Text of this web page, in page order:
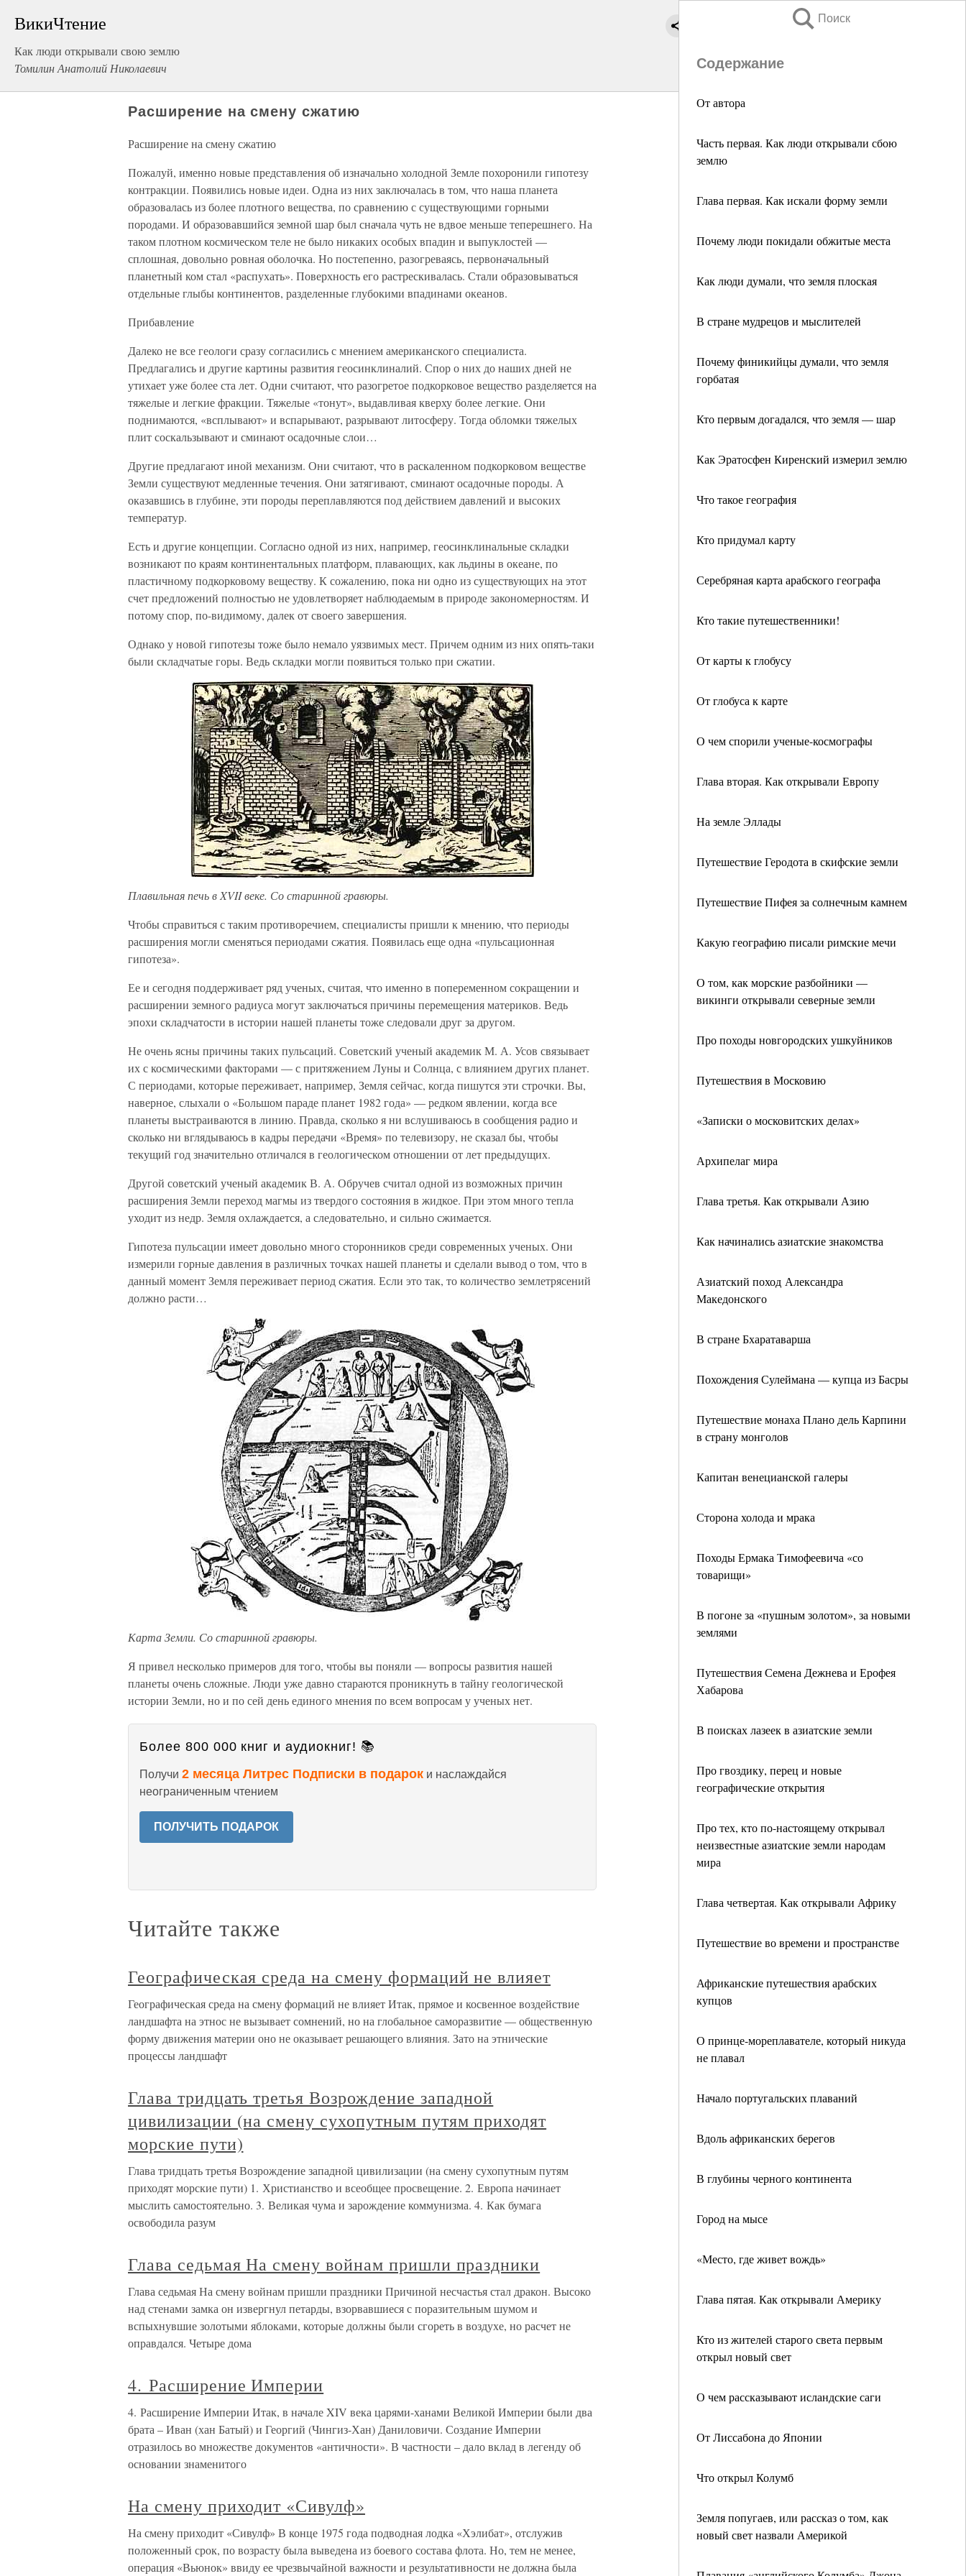
ВикиЧтение
Как люди открывали свою землю
Томилин Анатолий Николаевич
Поиск
Содержание
От автора
Часть первая. Как люди открывали сбою
землю
Глава первая. Как искали форму земли
Почему люди покидали обжитые места
Как люди думали, что земля плоская
В стране мудрецов и мыслителей
Почему финикийцы думали, что земля
горбатая
Кто первым догадался, что земля — шар
Как Эратосфен Киренский измерил землю
Что такое география
Кто придумал карту
Серебряная карта арабского географа
Кто такие путешественники!
От карты к глобусу
От глобуса к карте
О чем спорили ученые-космографы
Глава вторая. Как открывали Европу
На земле Эллады
Путешествие Геродота в скифские земли
Путешествие Пифея за солнечным камнем
Какую географию писали римские мечи
О том, как морские разбойники —
викинги открывали северные земли
Про походы новгородских ушкуйников
Путешествия в Московию
«Записки о московитских делах»
Архипелаг мира
Глава третья. Как открывали Азию
Как начинались азиатские знакомства
Азиатский поход Александра
Македонского
В стране Бхаратаварша
Похождения Сулеймана — купца из Басры
Путешествие монаха Плано дель Карпини
в страну монголов
Капитан венецианской галеры
Сторона холода и мрака
Походы Ермака Тимофеевича «со
товарищи»
В погоне за «пушным золотом», за новыми
землями
Путешествия Семена Дежнева и Ерофея
Хабарова
В поисках лазеек в азиатские земли
Про гвоздику, перец и новые
географические открытия
Про тех, кто по-настоящему открывал
неизвестные азиатские земли народам
мира
Глава четвертая. Как открывали Африку
Путешествие во времени и пространстве
Африканские путешествия арабских
купцов
О принце-мореплавателе, который никуда
не плавал
Начало португальских плаваний
Вдоль африканских берегов
В глубины черного континента
Город на мысе
«Место, где живет вождь»
Глава пятая. Как открывали Америку
Кто из жителей старого света первым
открыл новый свет
О чем рассказывают исландские саги
От Лиссабона до Японии
Что открыл Колумб
Земля попугаев, или рассказ о том, как
новый свет назвали Америкой
Расширение на смену сжатию
Расширение на смену сжатию
Пожалуй, именно новые представления об изначально холодной Земле похоронили гипотезу
контракции. Появились новые идеи. Одна из них заключалась в том, что наша планета
образовалась из более плотного вещества, по сравнению с существующими горными
породами. И образовавшийся земной шар был сначала чуть не вдвое меньше теперешнего. На
таком плотном космическом теле не было никаких особых впадин и выпуклостей —
сплошная, довольно ровная оболочка. Но постепенно, разогреваясь, первоначальный
планетный ком стал «распухать». Поверхность его растрескивалась. Стали образовываться
отдельные глыбы континентов, разделенные глубокими впадинами океанов.
Прибавление
Далеко не все геологи сразу согласились с мнением американского специалиста.
Предлагались и другие картины развития геосинклиналий. Спор о них до наших дней не
утихает уже более ста лет. Одни считают, что разогретое подкорковое вещество разделяется на
тяжелые и легкие фракции. Тяжелые «тонут», выдавливая кверху более легкие. Они
поднимаются, «всплывают» и вспарывают, разрывают литосферу. Тогда обломки тяжелых
плит соскальзывают и сминают осадочные слои…
Другие предлагают иной механизм. Они считают, что в раскаленном подкорковом веществе
Земли существуют медленные течения. Они затягивают, сминают осадочные породы. А
оказавшись в глубине, эти породы переплавляются под действием давлений и высоких
температур.
Есть и другие концепции. Согласно одной из них, например, геосинклинальные складки
возникают по краям континентальных платформ, плавающих, как льдины в океане, по
пластичному подкорковому веществу. К сожалению, пока ни одно из существующих на этот
счет предложений полностью не удовлетворяет наблюдаемым в природе закономерностям. И
потому спор, по-видимому, далек от своего завершения.
Однако у новой гипотезы тоже было немало уязвимых мест. Причем одним из них опять-таки
были складчатые горы. Ведь складки могли появиться только при сжатии.
Плавильная печь в XVII веке. Со старинной гравюры.
Чтобы справиться с таким противоречием, специалисты пришли к мнению, что периоды
расширения могли сменяться периодами сжатия. Появилась еще одна «пульсационная
гипотеза».
Ее и сегодня поддерживает ряд ученых, считая, что именно в попеременном сокращении и
расширении земного радиуса могут заключаться причины перемещения материков. Ведь
эпохи складчатости в истории нашей планеты тоже следовали друг за другом.
Не очень ясны причины таких пульсаций. Советский ученый академик М. А. Усов связывает
их с космическими факторами — с притяжением Луны и Солнца, с влиянием других планет.
С периодами, которые переживает, например, Земля сейчас, когда пишутся эти строчки. Вы,
наверное, слыхали о «Большом параде планет 1982 года» — редком явлении, когда все
планеты выстраиваются в линию. Правда, сколько я ни вслушиваюсь в сообщения радио и
сколько ни вглядываюсь в кадры передачи «Время» по телевизору, не сказал бы, чтобы
текущий год значительно отличался в геологическом отношении от лет предыдущих.
Другой советский ученый академик В. А. Обручев считал одной из возможных причин
расширения Земли переход магмы из твердого состояния в жидкое. При этом много тепла
уходит из недр. Земля охлаждается, а следовательно, и сильно сжимается.
Гипотеза пульсации имеет довольно много сторонников среди современных ученых. Они
измерили горные давления в различных точках нашей планеты и сделали вывод о том, что в
данный момент Земля переживает период сжатия. Если это так, то количество землетрясений
должно расти…
Карта Земли. Со старинной гравюры.
Я привел несколько примеров для того, чтобы вы поняли — вопросы развития нашей
планеты очень сложные. Люди уже давно стараются проникнуть в тайну геологической
истории Земли, но и по сей день единого мнения по всем вопросам у ученых нет.
Более 800 000 книг и аудиокниг! 📚
Получи 2 месяца Литрес Подписки в подарок и наслаждайся
неограниченным чтением
ПОЛУЧИТЬ ПОДАРОК
Читайте также
Географическая среда на смену формаций не влияет
Географическая среда на смену формаций не влияет Итак, прямое и косвенное воздействие
ландшафта на этнос не вызывает сомнений, но на глобальное саморазвитие — общественную
форму движения материи оно не оказывает решающего влияния. Зато на этнические
процессы ландшафт
Глава тридцать третья Возрождение западной
цивилизации (на смену сухопутным путям приходят
морские пути)
Глава тридцать третья Возрождение западной цивилизации (на смену сухопутным путям
приходят морские пути) 1. Христианство и всеобщее просвещение. 2. Европа начинает
мыслить самостоятельно. 3. Великая чума и зарождение коммунизма. 4. Как бумага
освободила разум
Глава седьмая На смену войнам пришли праздники
Глава седьмая На смену войнам пришли праздники Причиной несчастья стал дракон. Высоко
над стенами замка он извергнул петарды, взорвавшиеся с поразительным шумом и
вспыхнувшие золотыми яблоками, которые должны были сгореть в воздухе, но расчет не
оправдался. Четыре дома
4. Расширение Империи
4. Расширение Империи Итак, в начале XIV века царями-ханами Великой Империи были два
брата – Иван (хан Батый) и Георгий (Чингиз-Хан) Даниловичи. Создание Империи
отразилось во множестве документов «античности». В частности – дало вклад в легенду об
основании знаменитого
На смену приходит «Сивулф»
На смену приходит «Сивулф» В конце 1975 года подводная лодка «Хэлибат», отслужив
положенный срок, по возрасту была выведена из боевого состава флота. Но, тем не менее,
операция «Вьюнок» ввиду ее чрезвычайной важности и результативности не должна была